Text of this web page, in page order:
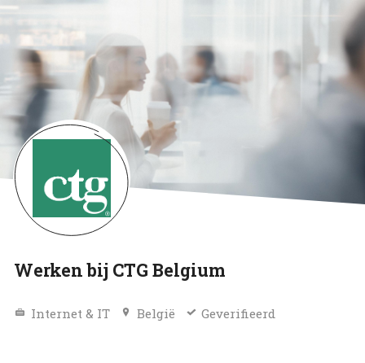
Werken bij CTG Belgium
Internet & IT België Geverifieerd